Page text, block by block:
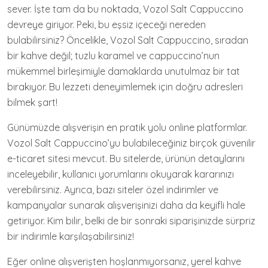
sever. İşte tam da bu noktada, Vozol Salt Cappuccino
devreye giriyor. Peki, bu eşsiz içeceği nereden
bulabilirsiniz? Öncelikle, Vozol Salt Cappuccino, sıradan
bir kahve değil; tuzlu karamel ve cappuccino’nun
mükemmel birleşimiyle damaklarda unutulmaz bir tat
bırakıyor. Bu lezzeti deneyimlemek için doğru adresleri
bilmek şart!
Günümüzde alışverişin en pratik yolu online platformlar.
Vozol Salt Cappuccino’yu bulabileceğiniz birçok güvenilir
e-ticaret sitesi mevcut. Bu sitelerde, ürünün detaylarını
inceleyebilir, kullanıcı yorumlarını okuyarak kararınızı
verebilirsiniz. Ayrıca, bazı siteler özel indirimler ve
kampanyalar sunarak alışverişinizi daha da keyifli hale
getiriyor. Kim bilir, belki de bir sonraki siparişinizde sürpriz
bir indirimle karşılaşabilirsiniz!
Eğer online alışverişten hoşlanmıyorsanız, yerel kahve